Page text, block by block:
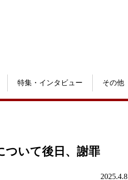
特集・インタビュー その他
ついて後日、謝罪
2025.4.8